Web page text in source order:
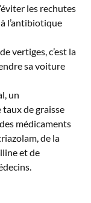
les rechutes
l’antibiotique
vertiges, c’est la
sa voiture
un
de graisse
médicaments
de la
et de